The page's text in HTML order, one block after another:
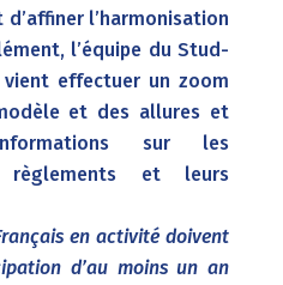
l’harmonisation
l’équipe du Stud-
vient effectuer un zoom
et des allures et
sur les
règlements et leurs
en activité doivent
d’au moins un an